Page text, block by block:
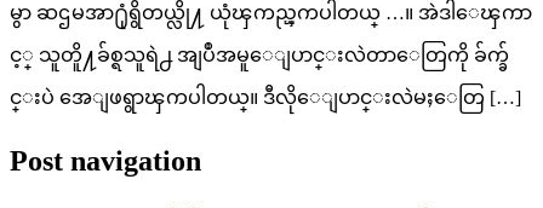
မွာ ဆဌမအာ႐ုံရွိတယ္လို႔ ယုံၾကည္ၾကပါတယ္ …။ အဲဒါေၾကာ
င့္ သူတိူ႔ခ်စ္ရသူရဲ႕ အျပဳအမူေျပာင္းလဲတာေတြကို ခ်က္ခ်
င္းပဲ အေျဖရွာၾကပါတယ္။ ဒီလိုေျပာင္းလဲမႈေတြ […]
Post navigation